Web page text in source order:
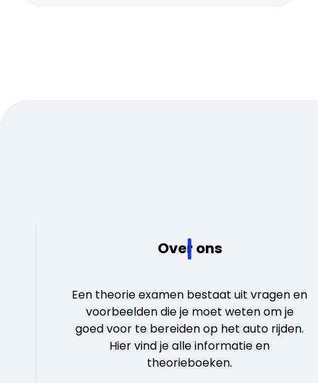
Over ons
Een theorie examen bestaat uit vragen en
voorbeelden die je moet weten om je
goed voor te bereiden op het auto rijden.
Hier vind je alle informatie en
theorieboeken.